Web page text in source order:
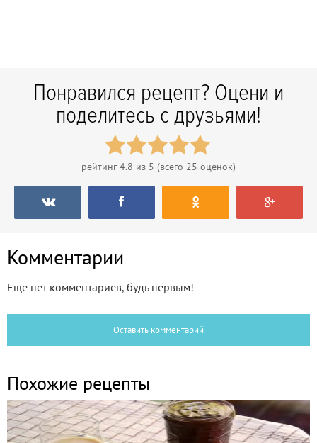
Понравился рецепт? Оцени и
поделитесь с друзьями!
рейтинг4.8 из 5 (всего 25 оценок)
Комментарии
Еще нет комментариев, будь первым!
Оставить комментарий
Похожие рецепты